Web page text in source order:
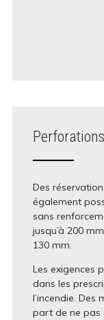
Des
également
sans
jusqu’à 200
130 mm.
Les exigences
dans les
l’incendie. Des
part de ne pas